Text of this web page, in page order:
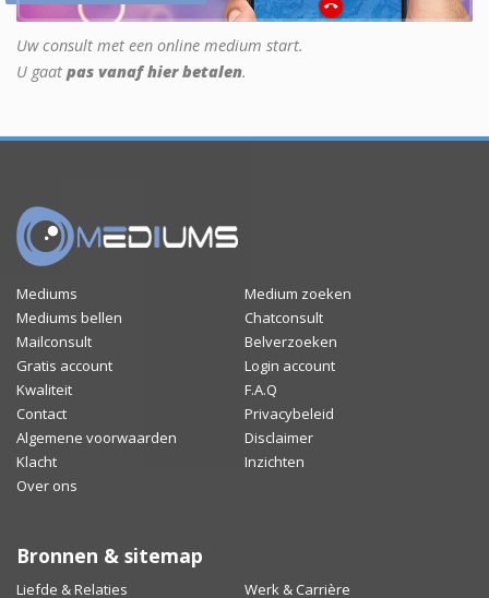
Uw consult met een online medium start.
U gaat pas vanaf hier betalen.
Mediums
Medium zoeken
Mediums bellen
Chatconsult
Mailconsult
Belverzoeken
Gratis account
Login account
Kwaliteit
F.A.Q
Contact
Privacybeleid
Algemene voorwaarden
Disclaimer
Klacht
Inzichten
Over ons
Bronnen & sitemap
Liefde & Relaties Werk & Carrière